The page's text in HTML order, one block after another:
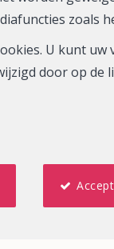
1
zoals
U kunt
door op